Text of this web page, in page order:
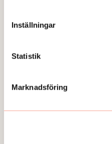
Inställningar
Statistik
Marknadsföring
Utmattningssyndrom –